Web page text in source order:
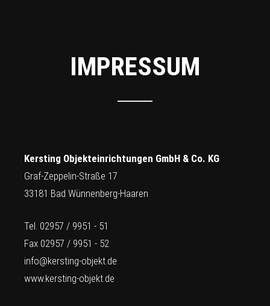
IMPRESSUM
Kersting Objekteinrichtungen GmbH & Co. KG
Graf-Zeppelin-Straße 17
33181 Bad Wünnenberg-Haaren
Tel. 02957 / 9951 - 51
Fax 02957 / 9951 - 52
info@kersting-objekt.de
www.kersting-objekt.de